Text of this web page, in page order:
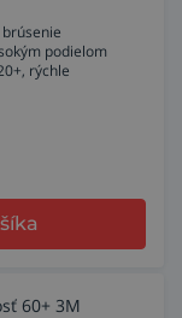
podielom
rýchle
60+ 3M